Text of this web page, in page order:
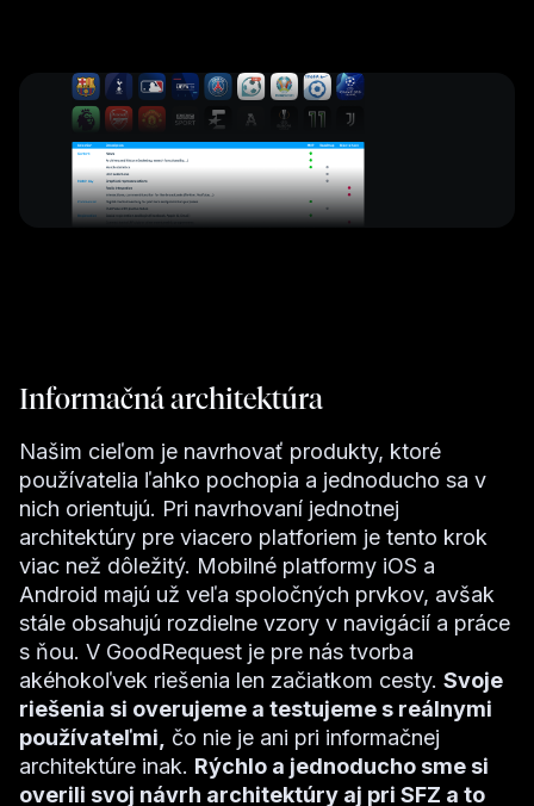
Informačná architektúra
Našim cieľom je navrhovať produkty, ktoré
používatelia ľahko pochopia a jednoducho sa v
nich orientujú. Pri navrhovaní jednotnej
architektúry pre viacero platforiem je tento krok
viac než dôležitý. Mobilné platformy iOS a
Android majú už veľa spoločných prvkov, avšak
stále obsahujú rozdielne vzory v navigácií a práce
s ňou. V GoodRequest je pre nás tvorba
akéhokoľvek riešenia len začiatkom cesty. Svoje
riešenia si overujeme a testujeme s reálnymi
používateľmi,
čo nie je ani pri informačnej
architektúre inak. Rýchlo a jednoducho sme si
overili svoj návrh architektúry aj pri SFZ a to